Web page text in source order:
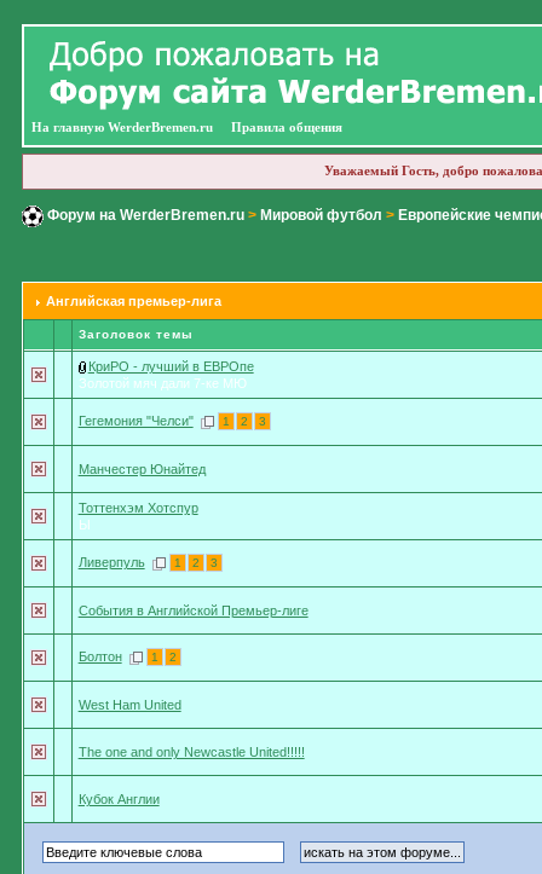
На главную WerderBremen.ru Правила общения
Уважаемый Гость, добро
Форум на WerderBremen.ru> Мировой футбол > Европейские
Английская премьер-лига
Заголовок темы
КриРО - лучший в ЕВРОпе
Золотой мяч дали 7-ке МЮ
Гегемония "Челси" 1 2 3
Манчестер Юнайтед
Тоттенхэм Хотспур
Ы
Ливерпуль 1 2 3
События в Английской Премьер-лиге
Болтон 1 2
West Ham United
The one and only Newcastle United!!!!!
Кубок Англии